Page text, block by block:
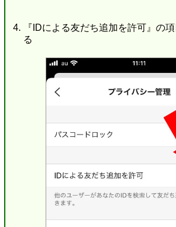
『IDによる友だち追加を許可』の
る